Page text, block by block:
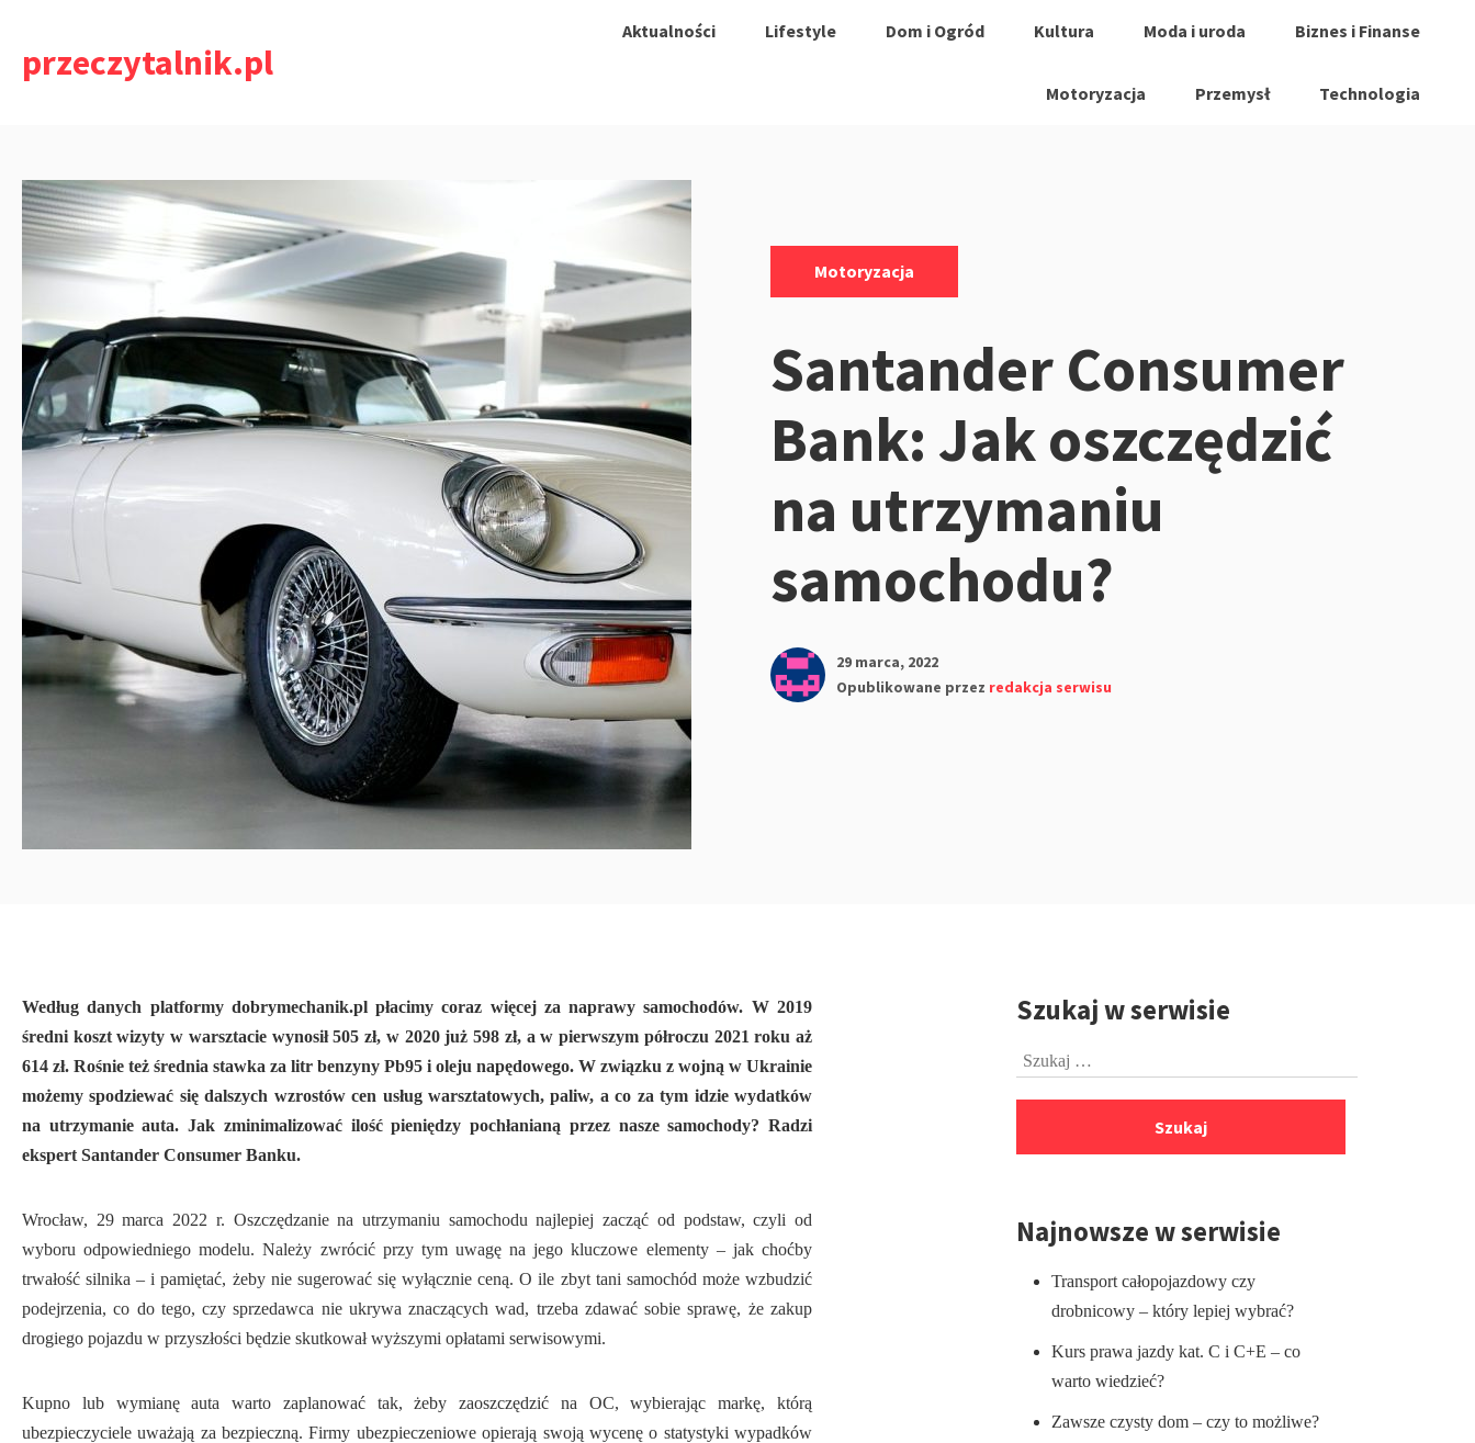
treściprzeczytalnik.pl
Aktualności Lifestyle Dom i Ogród Kultura Moda i uroda Biznes i Finanse
Motoryzacja Przemysł Technologia
Motoryzacja
Santander Consumer
Bank: Jak oszczędzić
na utrzymaniu
samochodu?
29 marca, 2022
Opublikowane przez redakcja serwisu
Według danych platformy dobrymechanik.pl płacimy coraz więcej za naprawy samochodów. W 2019
średni koszt wizyty w warsztacie wynosił 505 zł, w 2020 już 598 zł, a w pierwszym półroczu 2021 roku aż
614 zł. Rośnie też średnia stawka za litr benzyny Pb95 i oleju napędowego. W związku z wojną w Ukrainie
możemy spodziewać się dalszych wzrostów cen usług warsztatowych, paliw, a co za tym idzie wydatków
na utrzymanie auta. Jak zminimalizować ilość pieniędzy pochłanianą przez nasze samochody? Radzi
ekspert Santander Consumer Banku.
Wrocław, 29 marca 2022 r. Oszczędzanie na utrzymaniu samochodu najlepiej zacząć od podstaw, czyli od
wyboru odpowiedniego modelu. Należy zwrócić przy tym uwagę na jego kluczowe elementy – jak choćby
trwałość silnika – i pamiętać, żeby nie sugerować się wyłącznie ceną. O ile zbyt tani samochód może wzbudzić
podejrzenia, co do tego, czy sprzedawca nie ukrywa znaczących wad, trzeba zdawać sobie sprawę, że zakup
drogiego pojazdu w przyszłości będzie skutkował wyższymi opłatami serwisowymi.
Kupno lub wymianę auta warto zaplanować tak, żeby zaoszczędzić na OC, wybierając markę, którą
ubezpieczyciele uważają za bezpieczną. Firmy ubezpieczeniowe opierają swoją wycenę o statystyki wypadków
PrzejdźSzukaj w serwisie
Szukaj:
Najnowsze w serwisie
Transport całopojazdowy czy
drobnicowy – który lepiej wybrać?
Kurs prawa jazdy kat. C i C+E – co
warto wiedzieć?
Zawsze czysty dom – czy to możliwe?